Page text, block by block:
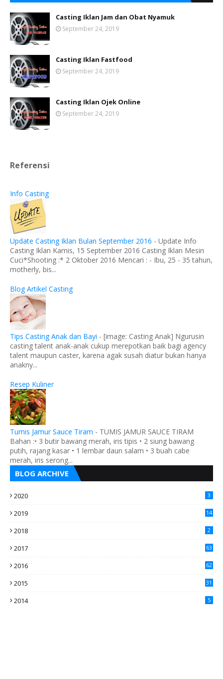
Casting Iklan Jam dan Obat Nyamuk
September 24, 2019
Casting Iklan Fastfood
September 24, 2019
Casting Iklan Ojek Online
September 24, 2019
Referensi
Info Casting
Update Casting Iklan Bulan September 2016 - Update Info
Casting Iklan Kamis, 15 September 2016 Casting Iklan Mesin
Cuci*Shooting :* 2 Oktober 2016 Mencari : - Ibu, 25 - 35 tahun,
motherly, bis...
Blog Artikel Casting
Tips Casting Anak dan Bayi - [image: Casting Anak] Ngurusin
casting talent anak-anak cukup merepotkan baik bagi agency
talent maupun caster, karena agak susah diatur bukan hanya
anakny...
Resep Kuliner
Tumis Jamur Sauce Tiram - TUMIS JAMUR SAUCE TIRAM
Bahan :• 3 butir bawang merah, iris tipis • 2 siung bawang
putih, rajang kasar • 1 lembar daun salam • 3 buah cabe
merah, iris serong...
BLOG ARCHIVE
2020 3
2019 14
2018 2
2017 63
2016
62
2015
31
2014 5